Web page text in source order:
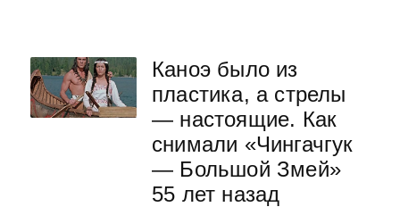
Каноэ было из
пластика, а стрелы
— настоящие. Как
снимали «Чингачгук
— Большой Змей»
55 лет назад